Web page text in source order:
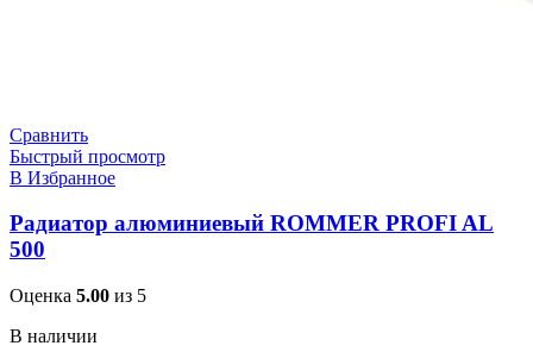
Сравнить
Быстрый просмотр
В Избранное
Радиатор алюминиевый ROMMER PROFI AL
500
Оценка 5.00 из 5
В наличии